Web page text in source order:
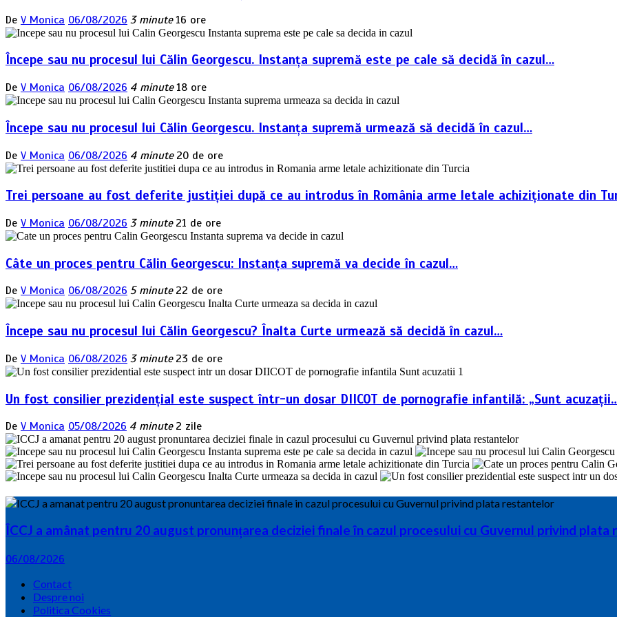
De V Monica 06/08/2026 3 minute 16 ore
Începe sau nu procesul lui Călin Georgescu. Instanța supremă este pe cale să decidă în cazul…
De V Monica 06/08/2026 4 minute 18 ore
Începe sau nu procesul lui Călin Georgescu. Instanța supremă urmează să decidă în cazul…
De V Monica 06/08/2026 4 minute 20 de ore
Trei persoane au fost deferite justiției după ce au introdus în România arme letale achiziționate din
De V Monica 06/08/2026 3 minute 21 de ore
Câte un proces pentru Călin Georgescu: Instanța supremă va decide în cazul…
De V Monica 06/08/2026 5 minute 22 de ore
Începe sau nu procesul lui Călin Georgescu? Înalta Curte urmează să decidă în cazul…
De V Monica 06/08/2026 3 minute 23 de ore
Un fost consilier prezidențial este suspect într-un dosar DIICOT de pornografie infantilă: „Sunt
De V Monica 05/08/2026 4 minute 2 zile
ÎCCJ a amânat pentru 20 august pronunțarea deciziei finale în cazul procesului cu Guvernul privind
06/08/2026
Contact
Despre noi
Politica Cookies